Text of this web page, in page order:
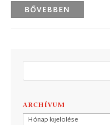
BŐVEBBEN
ARCHÍVUM
Archívum